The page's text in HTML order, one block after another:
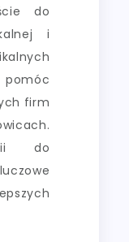
do
i
pomóc
firm
do